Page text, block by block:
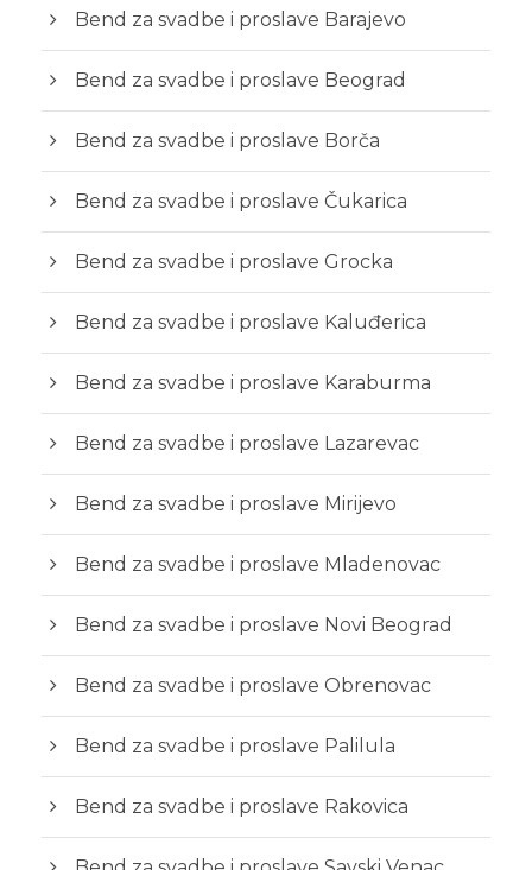
Bend za svadbe i proslave Barajevo
Bend za svadbe i proslave Beograd
Bend za svadbe i proslave Borča
Bend za svadbe i proslave Čukarica
Bend za svadbe i proslave Grocka
Bend za svadbe i proslave Kaluđerica
Bend za svadbe i proslave Karaburma
Bend za svadbe i proslave Lazarevac
Bend za svadbe i proslave Mirijevo
Bend za svadbe i proslave Mladenovac
Bend za svadbe i proslave Novi Beograd
Bend za svadbe i proslave Obrenovac
Bend za svadbe i proslave Palilula
Bend za svadbe i proslave Rakovica